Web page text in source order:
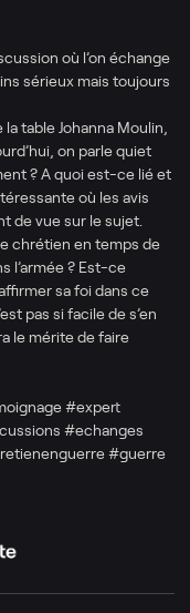
où l’on échange
sérieux mais toujours
table Johanna Moulin,
on parle quiet
? A quoi est-ce lié et
où les avis
de vue sur le sujet.
chrétien en temps de
l’armée ? Est-ce
sa foi dans ce
pas si facile de s’en
le mérite de faire
#expert
#echanges
#guerre